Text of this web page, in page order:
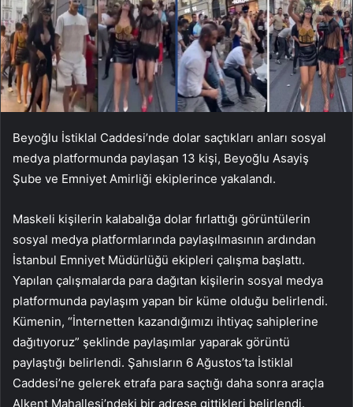
Beyoğlu İstiklal Caddesi’nde dolar saçtıkları anları sosyal
medya platformunda paylaşan 13 kişi, Beyoğlu Asayiş
Şube ve Emniyet Amirliği ekiplerince yakalandı.
Maskeli kişilerin kalabalığa dolar fırlattığı görüntülerin
sosyal medya platformlarında paylaşılmasının ardından
İstanbul Emniyet Müdürlüğü ekipleri çalışma başlattı.
Yapılan çalışmalarda para dağıtan kişilerin sosyal medya
platformunda paylaşım yapan bir küme olduğu belirlendi.
Kümenin, “İnternetten kazandığımızı ihtiyaç sahiplerine
dağıtıyoruz” şeklinde paylaşımlar yaparak görüntü
paylaştığı belirlendi. Şahısların 6 Ağustos’ta İstiklal
Caddesi’ne gelerek etrafa para saçtığı daha sonra araçla
Alkent Mahallesi’ndeki bir adrese gittikleri belirlendi.